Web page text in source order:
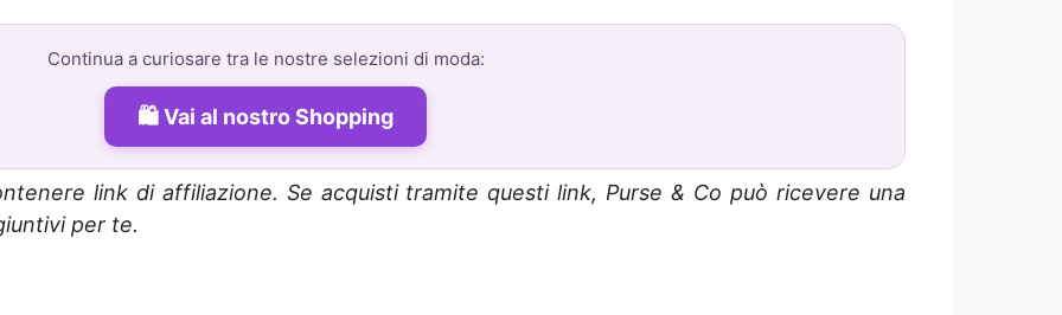
Continua a curiosare tra le nostre selezioni di moda:
Vai al nostro Shopping
link di affiliazione. Se acquisti tramite questi link, Purse & Co può ricevere una
per te.